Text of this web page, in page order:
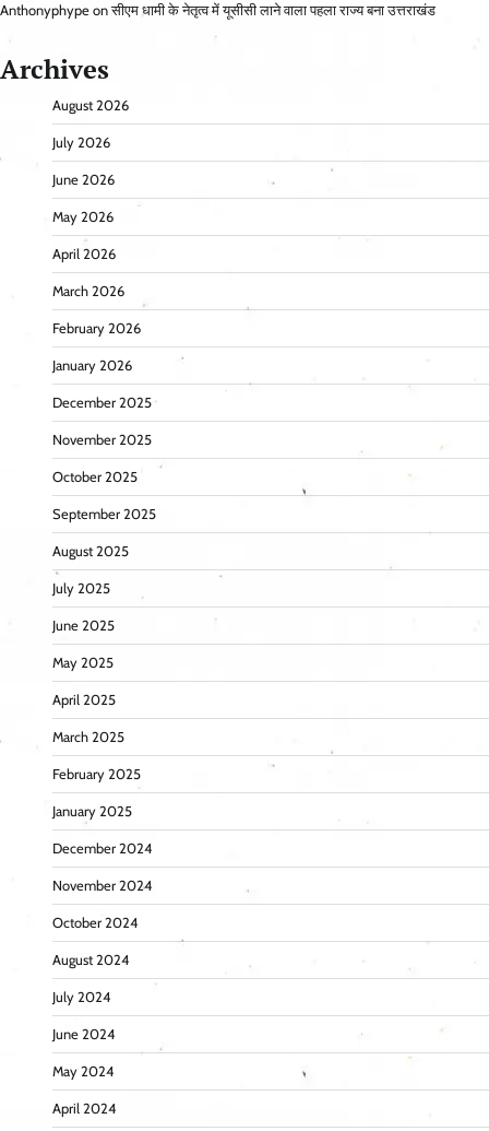
Anthonyphype onसीएम धामी के नेतृत्व में यूसीसी लाने वाला पहला राज्य बना उत्तराखंड
Archives
August 2026
July 2026
June 2026
May 2026
April 2026
March 2026
February 2026
January 2026
December 2025
November 2025
October 2025
September 2025
August 2025
July 2025
June 2025
May 2025
April 2025
March 2025
February 2025
January 2025
December 2024
November 2024
October 2024
August 2024
July 2024
June 2024
May 2024
April 2024